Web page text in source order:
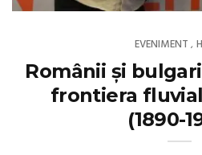
EVENIMENT ,
Românii și
frontiera
(1890-